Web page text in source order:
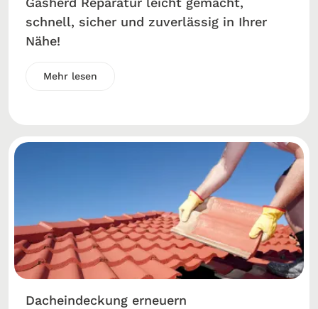
schnell, sicher und zuverlässig in Ihrer
Nähe!
Mehr lesen
Dacheindeckung erneuern